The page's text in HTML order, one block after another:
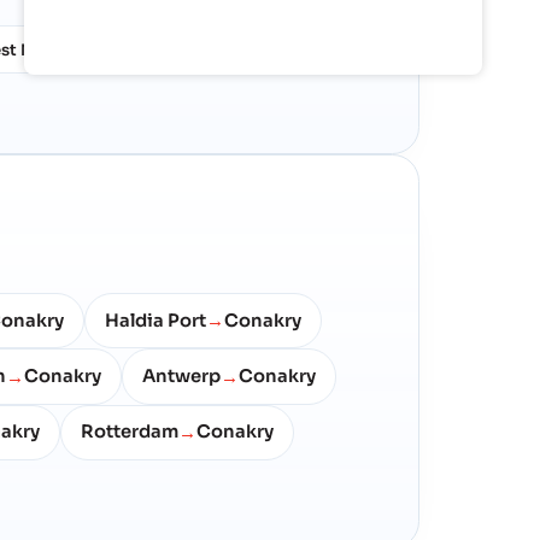
Mediterranean
Haldia Port→Conakry
→Conakry Antwerp→Conakry
Rotterdam→Conakry